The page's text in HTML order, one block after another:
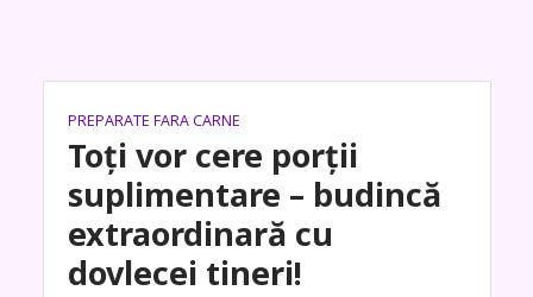
PREPARATE FARA CARNE
Toți vor cere porții
suplimentare – budincă
extraordinară cu
dovlecei tineri!